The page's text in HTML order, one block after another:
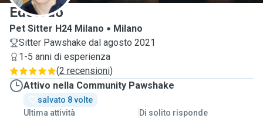
Edoardo
Pet Sitter H24 Milano
Milano
Sitter Pawshake dal agosto 2021
1-5 anni di esperienza
(2 recensioni)
Attivo nella Community Pawshake
salvato 8 volte
Ultima attività
Di solito risponde